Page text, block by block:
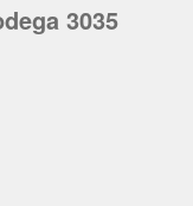
3035